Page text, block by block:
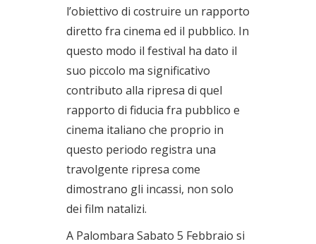
l’obiettivo di costruire un rapporto
diretto fra cinema ed il pubblico. In
questo modo il festival ha dato il
suo piccolo ma significativo
contributo alla ripresa di quel
rapporto di fiducia fra pubblico e
cinema italiano che proprio in
questo periodo registra una
travolgente ripresa come
dimostrano gli incassi, non solo
dei film natalizi.
A Palombara Sabato 5 Febbraio si